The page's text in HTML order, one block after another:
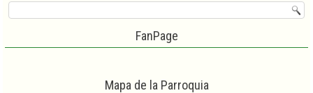
FanPage
Mapa de la Parroquia